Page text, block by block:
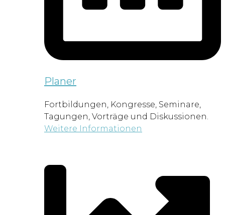
Planer
Fortbildungen, Kongresse, Seminare,
Tagungen, Vorträge und Diskussionen.
Weitere Informationen